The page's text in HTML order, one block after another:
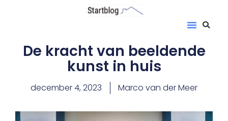
De kracht van beeldende
kunst in huis
december 4, 2023 Marco van der Meer